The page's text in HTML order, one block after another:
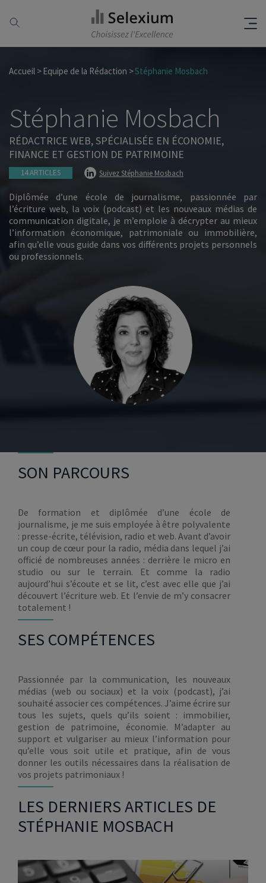
Accueil Equipe de la Rédaction Stéphanie Mosbach
Stéphanie Mosbach
RÉDACTRICE WEB, SPÉCIALISÉE EN ÉCONOMIE,
FINANCE ET GESTION DE PATRIMOINE
14 ARTICLES Suivez Stéphanie Mosbach
Diplômée d’une école de journalisme, passionnée par
l’écriture web, la voix (podcast) et les nouveaux médias de
communication digitale, je m’emploie à décrypter au mieux
l’information économique, patrimoniale ou immobilière,
afin qu’elle vous guide dans vos différents projets personnels
ou professionnels.
SON PARCOURS
De formation et diplômée d’une école de
journalisme, je me suis employée à être polyvalente
: presse-écrite, télévision, radio et web. Avant d’avoir
un coup de cœur pour la radio, média dans lequel j’ai
officié de nombreuses années : derrière le micro en
studio ou sur le terrain. Et comme la radio
aujourd’hui s’écoute et se lit, c’est avec elle que j’ai
découvert l’écriture web. Et l’envie de m’y consacrer
totalement !
SES COMPÉTENCES
Passionnée par la communication, les nouveaux
médias (web ou sociaux) et la voix (podcast), j’ai
souhaité associer ces compétences. J’aime écrire sur
tous les sujets, quels qu’ils soient : immobilier,
gestion de patrimoine, économie. M’adapter au
support et vulgariser au mieux l’information pour
qu’elle vous soit utile et pratique, afin de vous
donner les outils nécessaires dans la réalisation de
vos projets patrimoniaux !
LES DERNIERS ARTICLES DE
STÉPHANIE MOSBACH